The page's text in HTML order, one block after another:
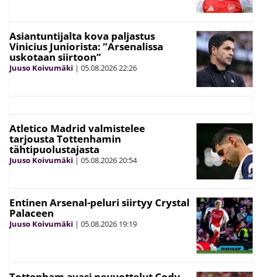
Asiantuntijalta kova paljastus
Vinicius Juniorista: ”Arsenalissa
uskotaan siirtoon”
Juuso Koivumäki | 05.08.202622:26
Atletico Madrid valmistelee
tarjousta Tottenhamin
tähtipuolustajasta
Juuso Koivumäki | 05.08.202620:54
Entinen Arsenal-peluri siirtyy Crystal
Palaceen
Juuso Koivumäki | 05.08.2026 19:19